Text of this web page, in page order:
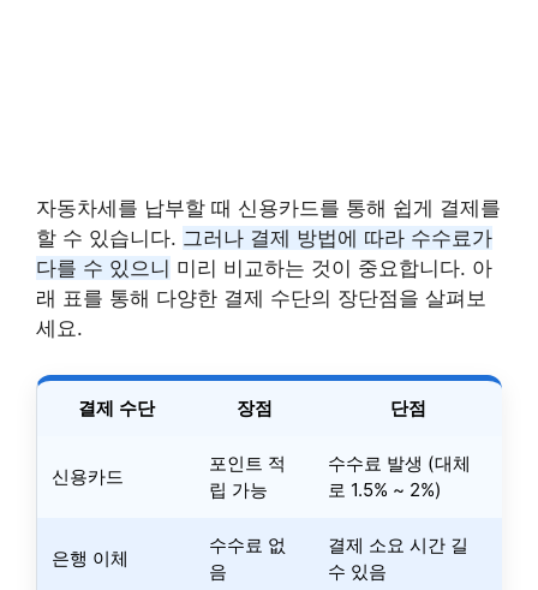
자동차세를 납부할 때 신용카드를 통해 쉽게 결제를
할 수 있습니다. 그러나 결제 방법에 따라 수수료가
다를 수 있으니 미리 비교하는 것이 중요합니다. 아
래 표를 통해 다양한 결제 수단의 장단점을 살펴보
세요.
결제 수단 장점 단점
신용카드
포인트 적
립 가능
수수료 발생 (대체
로 1.5% ~ 2%)
은행 이체
수수료 없
음
결제 소요 시간 길
수 있음